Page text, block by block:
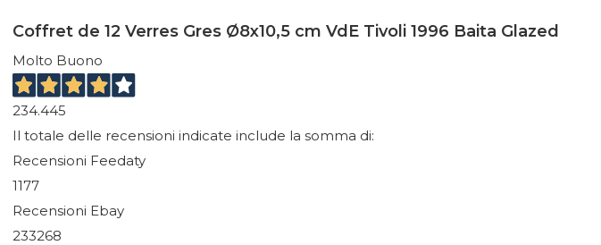
Coffret de 12 Verres Gres Ø8x10,5 cm VdE Tivoli 1996 Baita Glazed
Molto Buono
234.445
Il totale delle recensioni indicate include la somma di:
Recensioni Feedaty
1177
Recensioni Ebay
233268